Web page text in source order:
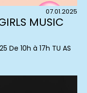
07.01.2025
MUSIC
De 10h à 17h TU AS